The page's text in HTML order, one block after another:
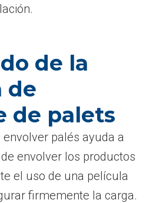
de la
de
de palets
palés ayuda a
envolver los productos
el uso de una película
firmemente la carga.